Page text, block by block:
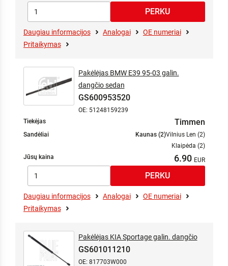
Daugiau informacijos Analogai
OE numeriai
Pritaikymas
Pakėlėjas BMW E39 95-03 galin.
dangčio sedan
GS600953520
OE: 51248159239
Tiekėjas
Timmen
Sandėliai Kaunas (2)Vilnius Len (2)
Klaipėda (2)
Jūsų kaina
6.90
Daugiau informacijos Analogai
OE numeriai
Pritaikymas
Pakėlėjas KIA Sportage galin. dangčio
GS601011210
OE: 817703W000